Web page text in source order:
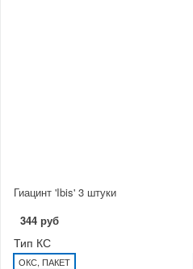
Гиацинт 'Ibis' 3 штуки
344 руб
Тип КС
ОКС, ПАКЕТ